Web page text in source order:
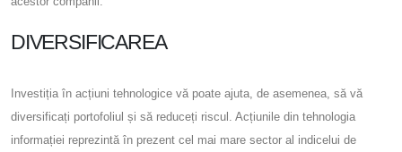
DIVERSIFICAREA
Investiția în acțiuni tehnologice vă poate ajuta, de asemenea, să vă
diversificați portofoliul și să reduceți riscul. Acțiunile din tehnologia
informației reprezintă în prezent cel mai mare sector al indicelui de